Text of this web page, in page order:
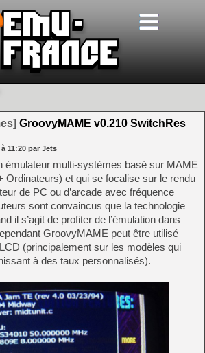
GroovyMAME v0.210 SwitchRes
à 11:20 par Jets
émulateur multi-systèmes basé sur MAME
Ordinateurs) et qui se focalise sur le rendu
de PC ou d’arcade avec fréquence
sont convaincus que la technologie
il s’agit de profiter de l’émulation dans
GroovyMAME peut être utilisé
(principalement sur les modèles qui
à des taux personnalisés).